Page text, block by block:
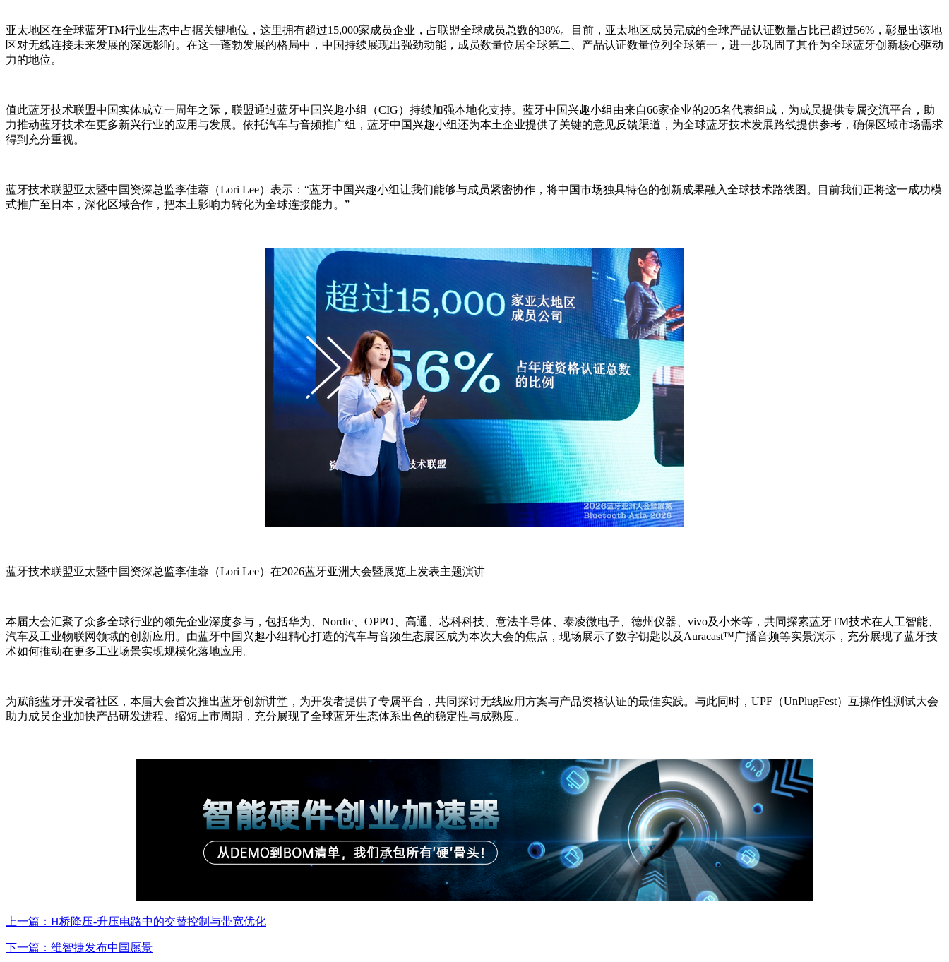
亚太地区在全球蓝牙TM行业生态中占据关键地位，这里拥有超过15,000家成员企业，占联盟全球成员总数的38%。目前，亚太地区成员完成的全球产品认证数量占比已超过56%，彰显出该地
区对无线连接未来发展的深远影响。在这一蓬勃发展的格局中，中国持续展现出强劲动能，成员数量位居全球第二、产品认证数量位列全球第一，进一步巩固了其作为全球蓝牙创新核心驱动
力的地位。
值此蓝牙技术联盟中国实体成立一周年之际，联盟通过蓝牙中国兴趣小组（CIG）持续加强本地化支持。蓝牙中国兴趣小组由来自66家企业的205名代表组成，为成员提供专属交流平台，助
力推动蓝牙技术在更多新兴行业的应用与发展。依托汽车与音频推广组，蓝牙中国兴趣小组还为本土企业提供了关键的意见反馈渠道，为全球蓝牙技术发展路线提供参考，确保区域市场需求
得到充分重视。
蓝牙技术联盟亚太暨中国资深总监李佳蓉（Lori Lee）表示：“蓝牙中国兴趣小组让我们能够与成员紧密协作，将中国市场独具特色的创新成果融入全球技术路线图。目前我们正将这一成功模
式推广至日本，深化区域合作，把本土影响力转化为全球连接能力。”
蓝牙技术联盟亚太暨中国资深总监李佳蓉（Lori Lee）在2026蓝牙亚洲大会暨展览上发表主题演讲
本届大会汇聚了众多全球行业的领先企业深度参与，包括华为、Nordic、OPPO、高通、芯科科技、意法半导体、泰凌微电子、德州仪器、vivo及小米等，共同探索蓝牙TM技术在人工智能、
汽车及工业物联网领域的创新应用。由蓝牙中国兴趣小组精心打造的汽车与音频生态展区成为本次大会的焦点，现场展示了数字钥匙以及Auracast™广播音频等实景演示，充分展现了蓝牙技
术如何推动在更多工业场景实现规模化落地应用。
为赋能蓝牙开发者社区，本届大会首次推出蓝牙创新讲堂，为开发者提供了专属平台，共同探讨无线应用方案与产品资格认证的最佳实践。与此同时，UPF（UnPlugFest）互操作性测试大会
助力成员企业加快产品研发进程、缩短上市周期，充分展现了全球蓝牙生态体系出色的稳定性与成熟度。
上一篇：H桥降压-升压电路中的交替控制与带宽优化
下一篇：维智捷发布中国愿景